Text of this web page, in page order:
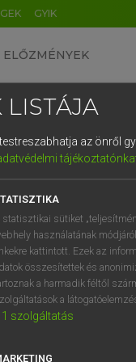
GYIK
ELŐZMÉNYEK
szótár
VAN ELŐFIZETÉSED?
megtekintéséhez.
LISTÁJA
az önről
statisztikai sütiket
használatának
kattintott. Ezek az
összesítettek és
a harmadik féltől
a
1 szolgáltatás
DE CN FR ES IT NL
1 2 3
q w e
a s d
í y x